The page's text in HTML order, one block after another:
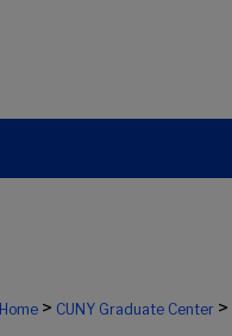
Home > CUNY Graduate Center >